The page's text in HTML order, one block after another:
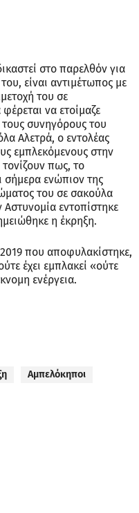
στο παρελθόν για
του, είναι αντιμέτωπος με
του σε
να ετοίμαζε
συνηγόρους του
Αλετρά, ο εντολέας
εμπλεκόμενους στην
πως, το
σήμερα ενώπιον της
του σε σακούλα
εντοπίστηκε
η έκρηξη.
που αποφυλακίστηκε,
έχει εμπλακεί «ούτε
ενέργεια.
Αμπελόκηποι